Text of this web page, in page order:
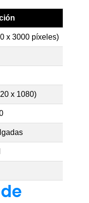
x 3000 píxeles)
x 1080)